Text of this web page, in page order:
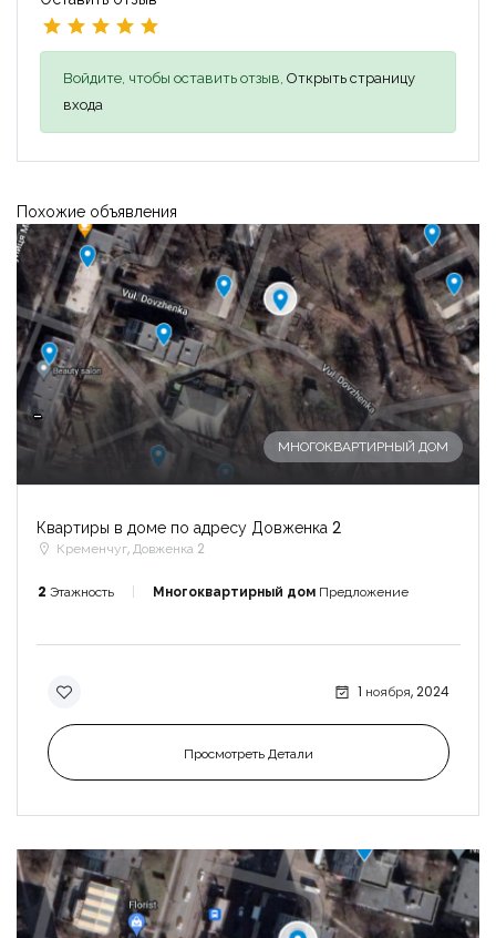
Войдите, чтобы оставить отзыв, Открыть страницу
входа
Похожие объявления
-
МНОГОКВАРТИРНЫЙ ДОМ
Квартиры в доме по адресу Довженка 2
Кременчуг, Довженка 2
2 Этажность Многоквартирный дом Предложение
1 ноября, 2024
Просмотреть Детали